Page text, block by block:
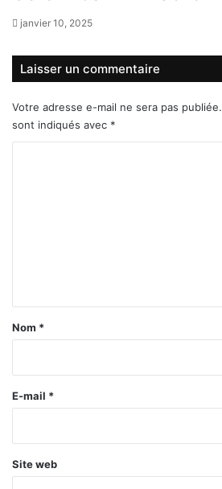
janvier 10, 2025
Laisser un commentaire
Votre adresse e-mail ne sera pas publiée.
sont indiqués avec *
a
e
Nom *
E-mail *
Site web